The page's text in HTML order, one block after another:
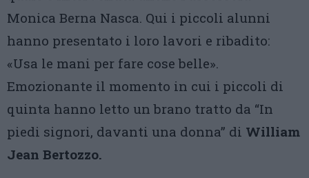
Monica Berna Nasca. Qui i piccoli alunni
hanno presentato i loro lavori e ribadito:
«Usa le mani per fare cose belle».
Emozionante il momento in cui i piccoli di
quinta hanno letto un brano tratto da “In
piedi signori, davanti una donna” di William
Jean Bertozzo.